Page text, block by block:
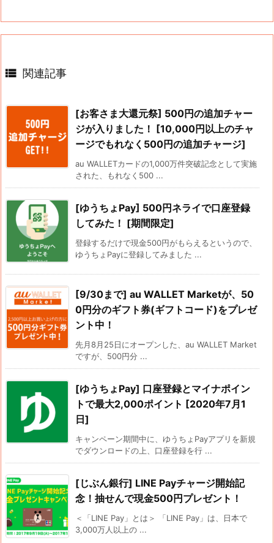
 関連記事
[お客さま大還元祭] 500円の追加チャー
ジが入りました！ [10,000円以上のチャ
ージでもれなく500円の追加チャージ]
au WALLETカードの1,000万件突破記念として実施
された、もれなく500 ...
[ゆうちょPay] 500円ネライで口座登録
してみた！ [期間限定]
登録するだけで現金500円がもらえるというので、
ゆうちょPayに登録してみました ...
[9/30まで] au WALLET Marketが、50
0円分のギフト券(ギフトコード)をプレゼ
ント中！
先月8月25日にオープンした、au WALLET Market
ですが、500円分 ...
[ゆうちょPay] 口座登録とマイナポイン
トで最大2,000ポイント [2020年7月1
日]
キャンペーン期間中に、ゆうちょPayアプリを新規
でダウンロードの上、口座登録を行 ...
[じぶん銀行] LINE Payチャージ開始記
念！抽せんで現金500円プレゼント！
＜「LINE Pay」とは＞ 「LINE Pay」は、日本で
3,000万人以上の ...